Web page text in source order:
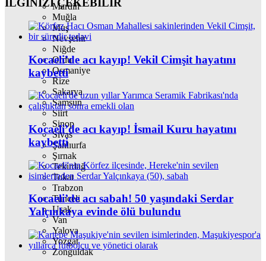
Mardin
Muğla
Muş
Nevşehir
Niğde
Ordu
Osmaniye
Rize
Sakarya
Samsun
Siirt
Sinop
Sivas
Şanlıurfa
Şırnak
Tekirdağ
Tokat
Trabzon
Tunceli
Uşak
Van
Yalova
Yozgat
Zonguldak
İLGİNİZİÇEKEBİLİR
Kocaeli’de acı kayıp! Vekil Cimşit hayatını
kaybetti
Kocaeli’de acı kayıp! İsmail Kuru hayatını
kaybetti
Kocaeli’de acı sabah! 50 yaşındaki Serdar
Yalçınkaya evinde ölü bulundu